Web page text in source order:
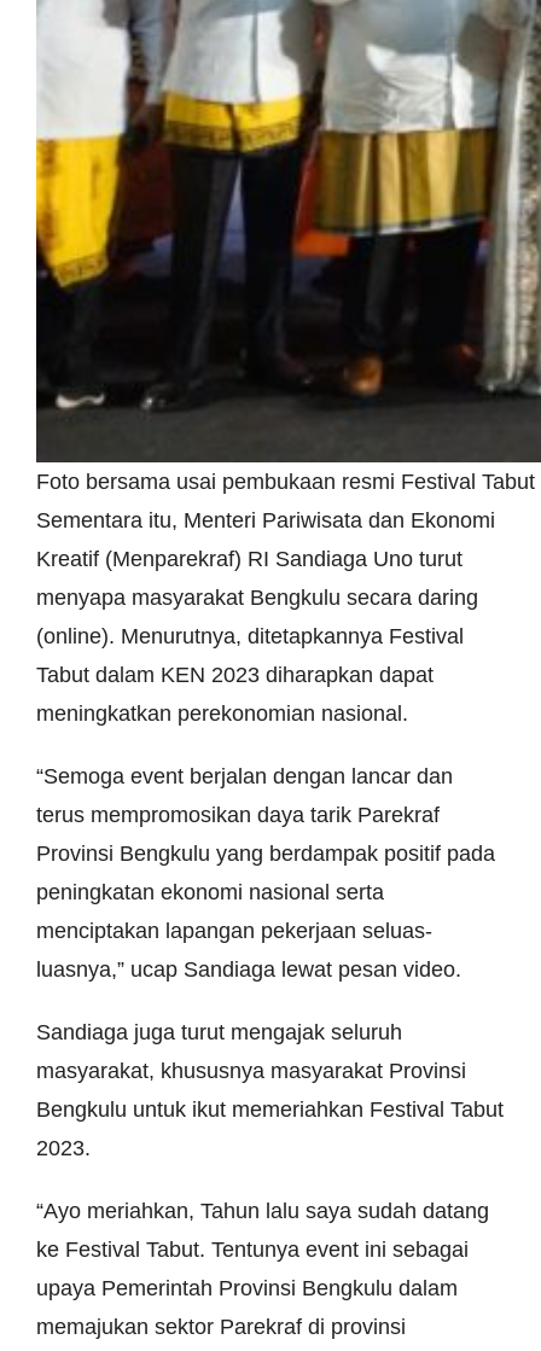
Foto bersama usai pembukaan resmi Festival
Sementara itu, Menteri Pariwisata dan Ekonomi
Kreatif (Menparekraf) RI Sandiaga Uno turut
menyapa masyarakat Bengkulu secara daring
(online). Menurutnya, ditetapkannya Festival
Tabut dalam KEN 2023 diharapkan dapat
meningkatkan perekonomian nasional.
“Semoga event berjalan dengan lancar dan
terus mempromosikan daya tarik Parekraf
Provinsi Bengkulu yang berdampak positif pada
peningkatan ekonomi nasional serta
menciptakan lapangan pekerjaan seluas-
luasnya,” ucap Sandiaga lewat pesan video.
Sandiaga juga turut mengajak seluruh
masyarakat, khususnya masyarakat Provinsi
Bengkulu untuk ikut memeriahkan Festival Tabut
2023.
“Ayo meriahkan, Tahun lalu saya sudah datang
ke Festival Tabut. Tentunya event ini sebagai
upaya Pemerintah Provinsi Bengkulu dalam
memajukan sektor Parekraf di provinsi